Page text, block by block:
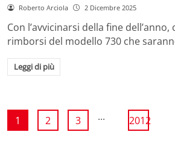
Roberto Arciola 2 Dicembre 2025
Con l’avvicinarsi della fine dell’anno,
rimborsi del modello 730 che
Leggi di più
1 2 3 ... 2012